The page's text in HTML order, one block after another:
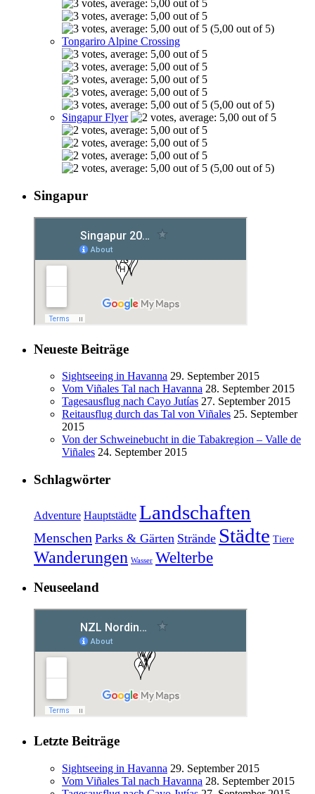
(5,00 out of 5)
Tongariro Alpine Crossing
(5,00 out of 5)
Singapur Flyer
(5,00 out of 5)
Singapur
Neueste Beiträge
Sightseeing in Havanna 29. September 2015
Vom Viñales Tal nach Havanna 28. September 2015
Tagesausflug nach Cayo Jutías 27. September 2015
Reitausflug durch das Tal von Viñales 25. September
2015
Von der Schweinebucht in die Tabakregion – Valle de
Viñales 24. September 2015
Schlagwörter
Adventure Hauptstädte Landschaften
Menschen Parks & Gärten Strände Städte Tiere
Wanderungen Wasser Welterbe
Neuseeland
Letzte Beiträge
Sightseeing in Havanna 29. September 2015
Vom Viñales Tal nach Havanna 28. September 2015